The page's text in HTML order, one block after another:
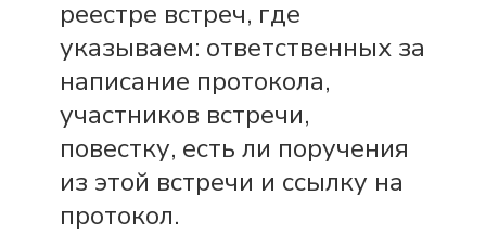
реестре встреч, где
указываем: ответственных за
написание протокола,
участников встречи,
повестку, есть ли поручения
из этой встречи и ссылку на
протокол.